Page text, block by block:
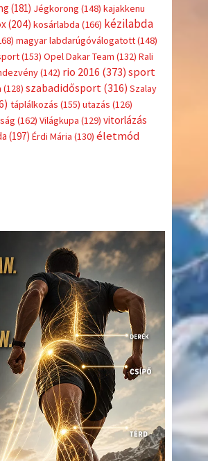
(181) Jégkorong (148) kajakkenu
(204) kosárlabda (166) kézilabda
magyar labdarúgóválogatott(148)
(153) Opel Dakar Team (132) Rali
(142) rio 2016 (373) sport
(128) szabadidősport (316) Szalay
táplálkozás (155) utazás (126)
(162) Világkupa (129) vitorlázás
(197) Érdi Mária (130) életmód